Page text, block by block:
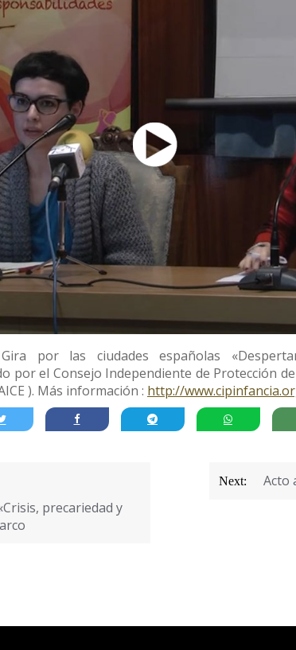
por las ciudades españolas
por el Consejo Independiente de Protección
). Más información : http://
precariedad y
Next: Acto